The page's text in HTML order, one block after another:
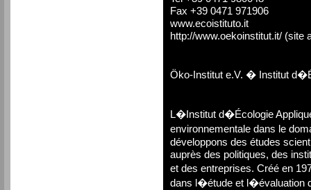
Fax +39 0471 971906
www.ecoistituto.it
http://www.oekoinstitut.it/ (site
Öko-Institut e.V. � Institut
L�Institut d�Écologie
environnementale dans le
développons des études
auprès des politiques, des
et des entreprises. Créé en
dans l�étude et l�évaluation